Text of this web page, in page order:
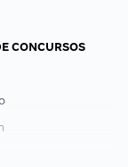
CONCURSOS